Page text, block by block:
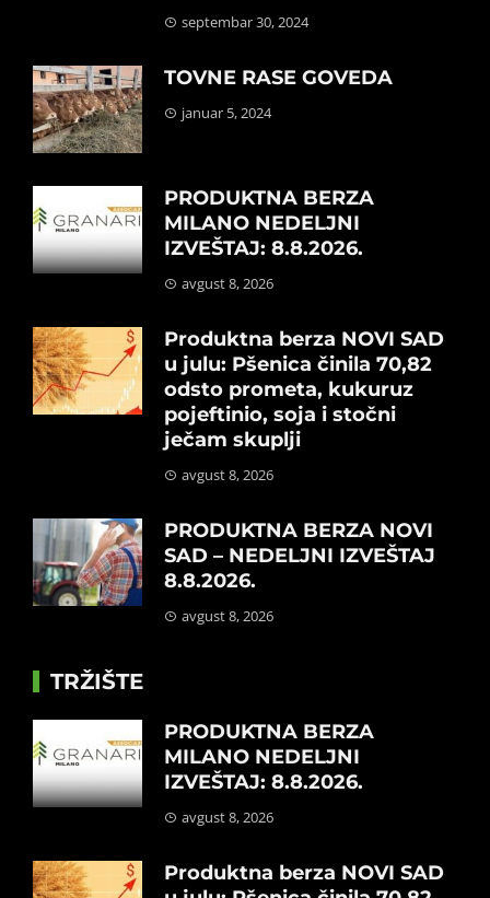
septembar 30, 2024
TOVNE RASE GOVEDA
januar 5, 2024
PRODUKTNA BERZA
MILANO NEDELJNI
IZVEŠTAJ: 8.8.2026.
avgust 8, 2026
Produktna berza NOVI SAD
u julu: Pšenica činila 70,82
odsto prometa, kukuruz
pojeftinio, soja i stočni
ječam skuplji
avgust 8, 2026
PRODUKTNA BERZA NOVI
SAD – NEDELJNI IZVEŠTAJ
8.8.2026.
avgust 8, 2026
TRŽIŠTE
PRODUKTNA BERZA
MILANO NEDELJNI
IZVEŠTAJ: 8.8.2026.
avgust 8, 2026
Produktna berza NOVI SAD